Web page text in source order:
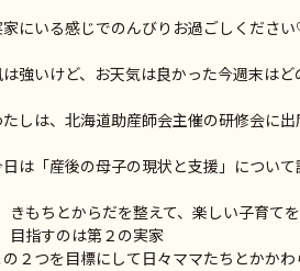
にいる感じでのんびりお過ごしくださ
強いけど、お天気は良かった今週末は
たしは、北海道助産師会主催の研修会に出
は「産後の母子の現状と支援」について
きもちとからだを整えて、楽しい子育て
目指すのは第２の実家
の２つを目標にして日々ママたちとかかわ